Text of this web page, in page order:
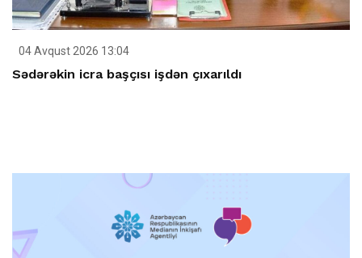
04 Avqust 2026 13:04
Sədərəkin icra başçısı işdən çıxarıldı